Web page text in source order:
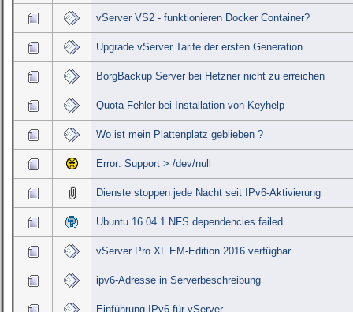
vServer VS2 - funktionieren Docker Container?
Upgrade vServer Tarife der ersten Generation
BorgBackup Server bei Hetzner nicht zu erreichen
Quota-Fehler bei Installation von Keyhelp
Wo ist mein Plattenplatz geblieben ?
Error: Support > /dev/null
Dienste stoppen jede Nacht seit IPv6-Aktivierung
Ubuntu 16.04.1 NFS dependencies failed
vServer Pro XL EM-Edition 2016 verfügbar
ipv6-Adresse in Serverbeschreibung
Einführung IPv6 für vServer